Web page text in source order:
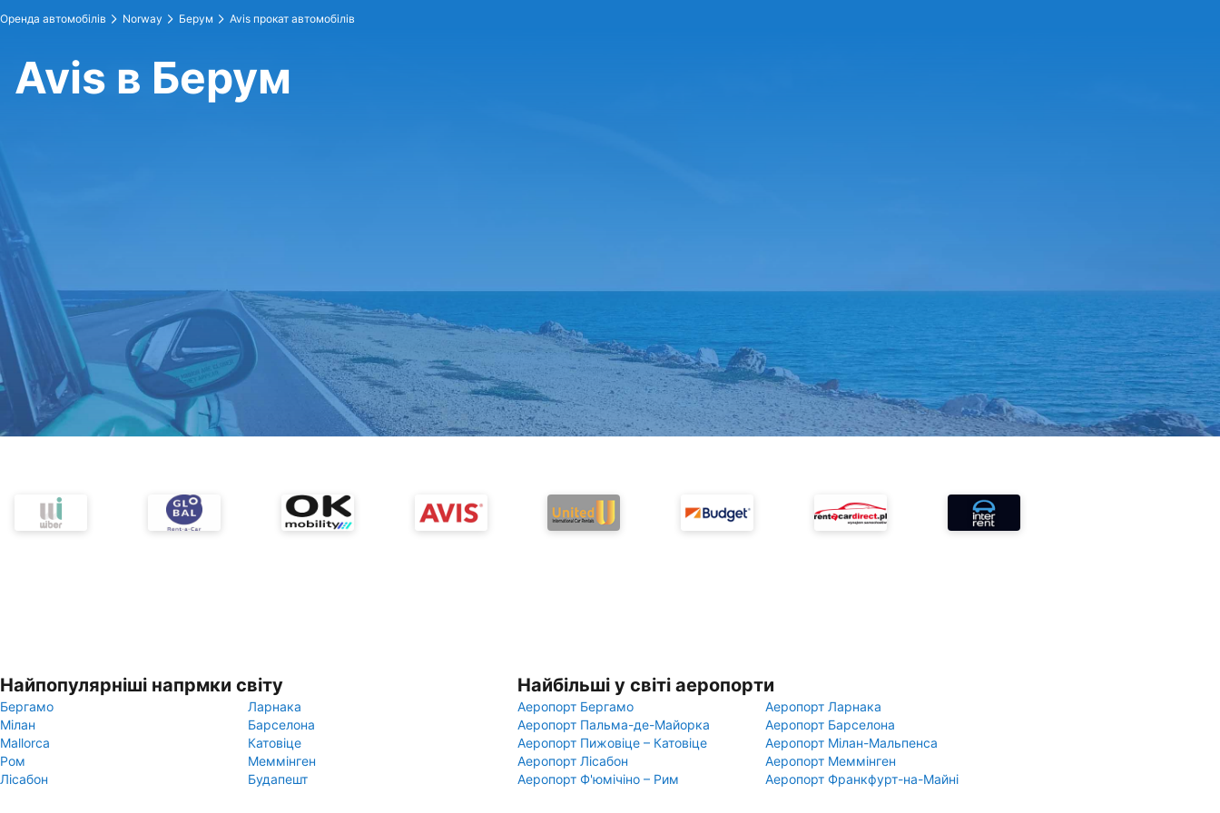
Оренда автомобілів Norway Берум Avis прокат автомобілів
Avis в Берум
Найпопулярніші напрмки світу
Бергамо
Ларнака
Мілан
Барселона
Mallorca
Катовіце
Ром
Меммінген
Лісабон
Будапешт
Найбільші у світі аеропорти
Аеропорт Бергамо
Аеропорт Ларнака
Аеропорт Пальма-де-Майорка
Аеропорт Барселона
Аеропорт Пижовіце – Катовіце
Аеропорт Мілан-Мальпенса
Аеропорт Лісабон
Аеропорт Меммінген
Аеропорт Ф'юмічіно – Рим
Аеропорт Франкфурт-на-Майні